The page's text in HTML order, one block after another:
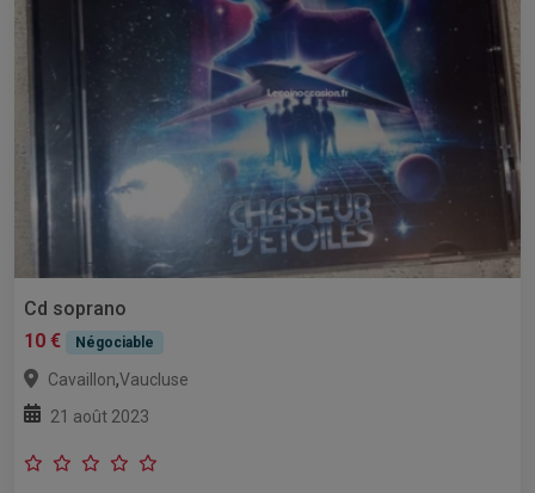
Cd soprano
10 €
Négociable
Cavaillon,Vaucluse
21 août 2023